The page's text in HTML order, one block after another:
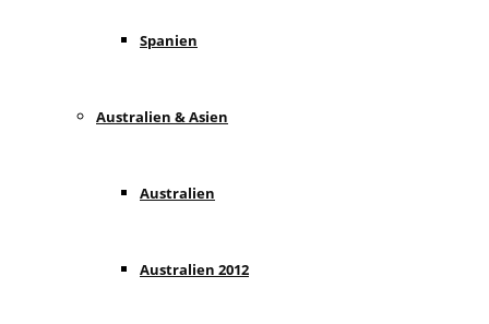
Spanien
Australien & Asien
Australien
Australien 2012